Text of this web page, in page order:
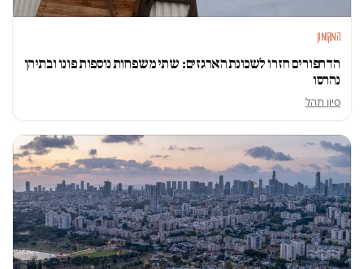
המקומון
הדחפורים חזרו לשכונת הארגזים: שתי משפחות נוספות פונו ובתיהן
נהרסו
סיון תהל